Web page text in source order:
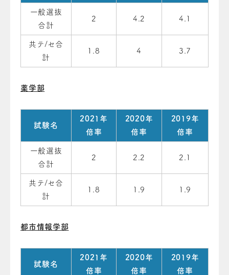
一般選抜
合計
2 4.2 4.1
共テ/セ合
計
1.8 4 3.7
薬学部
試験名
2021年
倍率
2020年
倍率
2019年
倍率
一般選抜
合計
2 2.2 2.1
共テ/セ合
計
1.8 1.9 1.9
都市情報学部
試験名
2021年
倍率
2020年
倍率
2019年
倍率